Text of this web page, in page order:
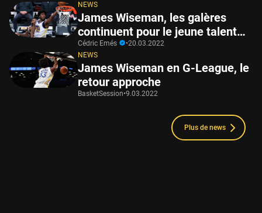
NEWS
James Wiseman, les galères
continuent pour le jeune talent…
Cédric Emés •20.03.2022
NEWS
James Wiseman en G-League, le
retour approche
BasketSession•9.03.2022
Plus de news